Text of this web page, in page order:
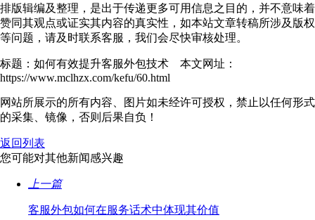
排版辑编及整理，是出于传递更多可用信息之目的，并不意味着
赞同其观点或证实其内容的真实性，如本站文章转稿所涉及版权
等问题，请及时联系客服，我们会尽快审核处理。
标题：如何有效提升客服外包技术 本文网址：
https://www.mclhzx.com/kefu/60.html
网站所展示的所有内容、图片如未经许可授权，禁止以任何形式
的采集、镜像，否则后果自负！
返回列表
您可能对其他新闻感兴趣
上一篇
客服外包如何在服务话术中体现其价值